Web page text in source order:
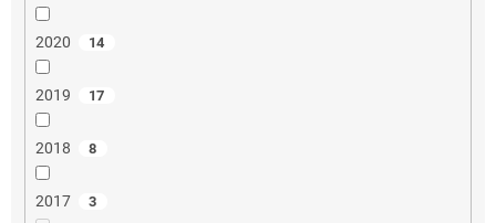
2020 14
2019 17
2018 8
2017 3